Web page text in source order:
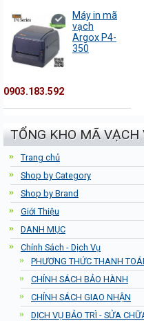
Máy in mã
vạch
Argox P4-
350
0903.183.592
TỔNG KHO MÃ VẠCH
Trang chủ
Shop by Category
Shop by Brand
Giới Thiệu
DANH MỤC
Chính Sách - Dịch Vụ
PHƯƠNG THỨC THANH
CHÍNH SÁCH BẢO HÀNH
CHÍNH SÁCH GIAO NHẬN
DỊCH VỤ BẢO TRÌ - SỬA